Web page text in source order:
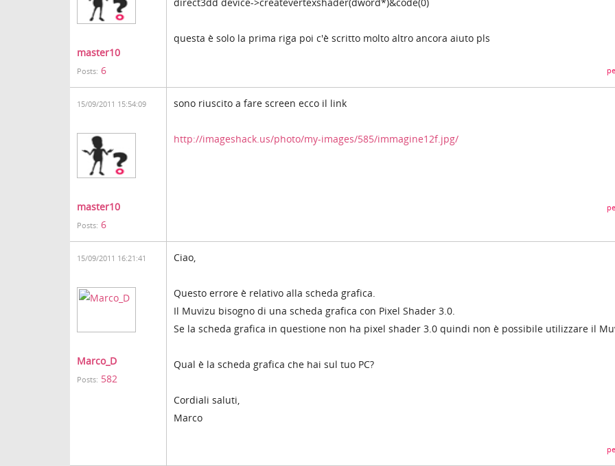
master10
Posts: 6
questa è solo la prima riga poi c'è scritto molto altro ancora aiuto pls
15/09/2011 15:54:09
master10
Posts: 6
sono riuscito a fare screen ecco il link
http://imageshack.us/photo/my-images/585/immagine12f.jpg/
15/09/2011 16:21:41
Marco_D
Posts: 582
Ciao,
Questo errore è relativo alla scheda grafica.
Il Muvizu bisogno di una scheda grafica con Pixel Shader 3.0.
Se la scheda grafica in questione non ha pixel shader 3.0 quindi non è possibile utilizzare il
Qual è la scheda grafica che hai sul tuo PC?
Cordiali saluti,
Marco